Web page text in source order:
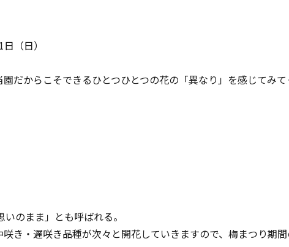
（日）
だからこそできるひとつひとつの花の「異なり」を感じてみて
のまま」とも呼ばれる。
き・遅咲き品種が次々と開花していきますので、梅まつり期